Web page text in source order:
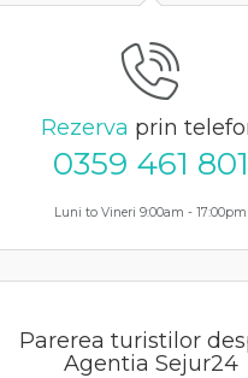
Rezerva prin
0359 461 801
Luni to Vineri 9:00am - 17:00pm
Parerea turistilor
Agentia Sejur24